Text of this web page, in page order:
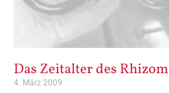
Das Zeitalter des Rhizom
4. März 2009